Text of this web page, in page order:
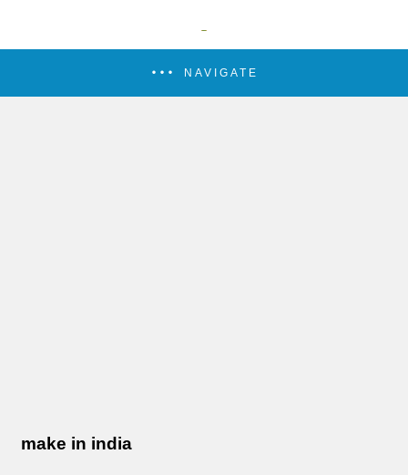
NAVIGATE
make in india